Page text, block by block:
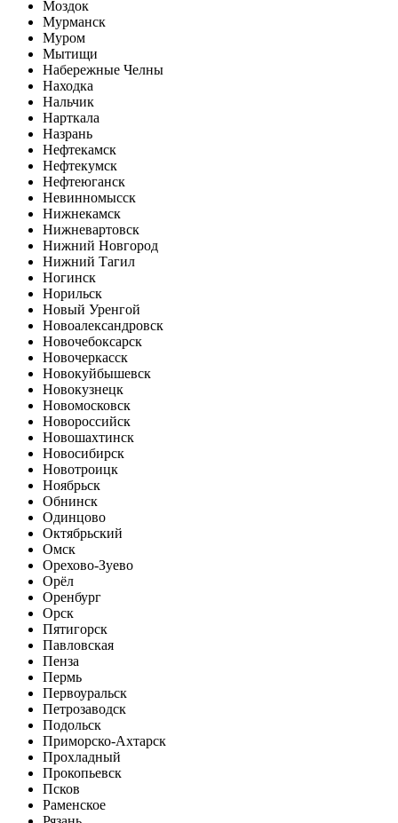
Моздок
Мурманск
Муром
Мытищи
Набережные Челны
Находка
Нальчик
Нарткала
Назрань
Нефтекамск
Нефтекумск
Нефтеюганск
Невинномысск
Нижнекамск
Нижневартовск
Нижний Новгород
Нижний Тагил
Ногинск
Норильск
Новый Уренгой
Новоалександровск
Новочебоксарск
Новочеркасск
Новокуйбышевск
Новокузнецк
Новомосковск
Новороссийск
Новошахтинск
Новосибирск
Новотроицк
Ноябрьск
Обнинск
Одинцово
Октябрьский
Омск
Орехово-Зуево
Орёл
Оренбург
Орск
Пятигорск
Павловская
Пенза
Пермь
Первоуральск
Петрозаводск
Подольск
Приморско-Ахтарск
Прохладный
Прокопьевск
Псков
Раменское